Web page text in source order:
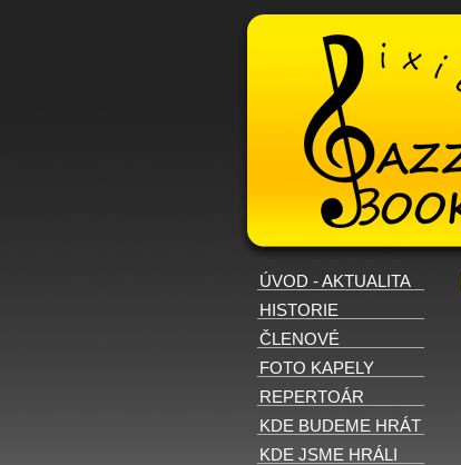
ÚVOD - AKTUALITA
HISTORIE
ČLENOVÉ
FOTO KAPELY
REPERTOÁR
KDE BUDEME HRÁT
KDE JSME HRÁLI